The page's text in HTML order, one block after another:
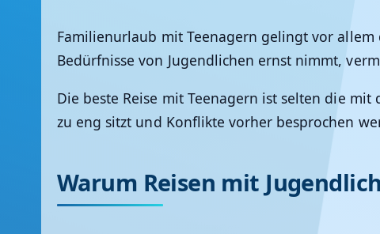
Familienurlaub mit Teenagern gelingt vor
Bedürfnisse von Jugendlichen ernst nimmt,
Die beste Reise mit Teenagern ist selten die
zu eng sitzt und Konflikte vorher besprochen
Warum Reisen mit